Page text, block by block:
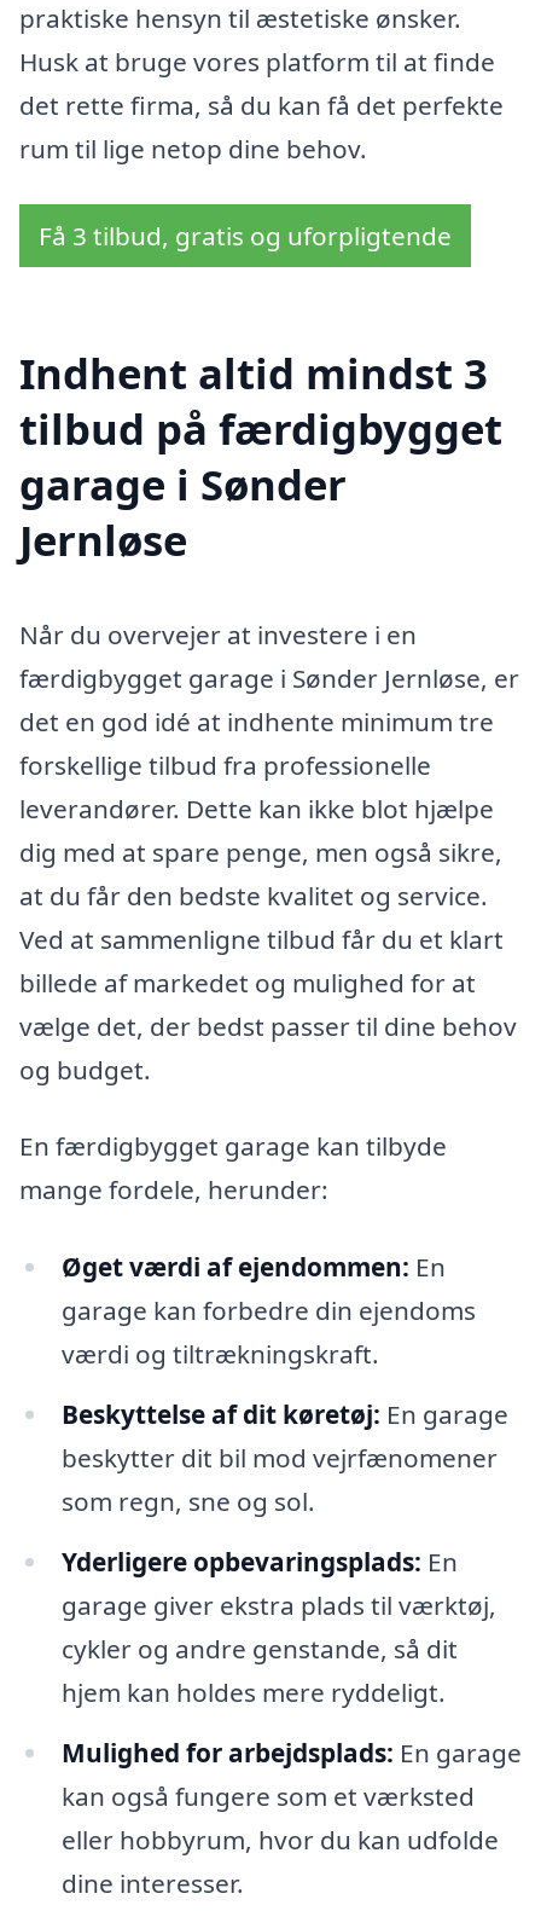
praktiske hensyn til æstetiske ønsker.
Husk at bruge vores platform til at finde
det rette firma, så du kan få det perfekte
rum til lige netop dine behov.
Få 3 tilbud, gratis og uforpligtende
Indhent altid mindst 3
tilbud på færdigbygget
garage i Sønder
Jernløse
Når du overvejer at investere i en
færdigbygget garage i Sønder Jernløse, er
det en god idé at indhente minimum tre
forskellige tilbud fra professionelle
leverandører. Dette kan ikke blot hjælpe
dig med at spare penge, men også sikre,
at du får den bedste kvalitet og service.
Ved at sammenligne tilbud får du et klart
billede af markedet og mulighed for at
vælge det, der bedst passer til dine behov
og budget.
En færdigbygget garage kan tilbyde
mange fordele, herunder:
Øget værdi af ejendommen: En
garage kan forbedre din ejendoms
værdi og tiltrækningskraft.
Beskyttelse af dit køretøj: En garage
beskytter dit bil mod vejrfænomener
som regn, sne og sol.
Yderligere opbevaringsplads: En
garage giver ekstra plads til værktøj,
cykler og andre genstande, så dit
hjem kan holdes mere ryddeligt.
Mulighed for arbejdsplads: En garage
kan også fungere som et værksted
eller hobbyrum, hvor du kan udfolde
dine interesser.